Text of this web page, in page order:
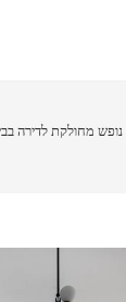
מחולקת לדירה